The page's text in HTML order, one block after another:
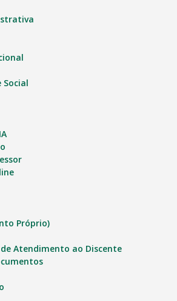
Social
Próprio)
de Atendimento ao Discente